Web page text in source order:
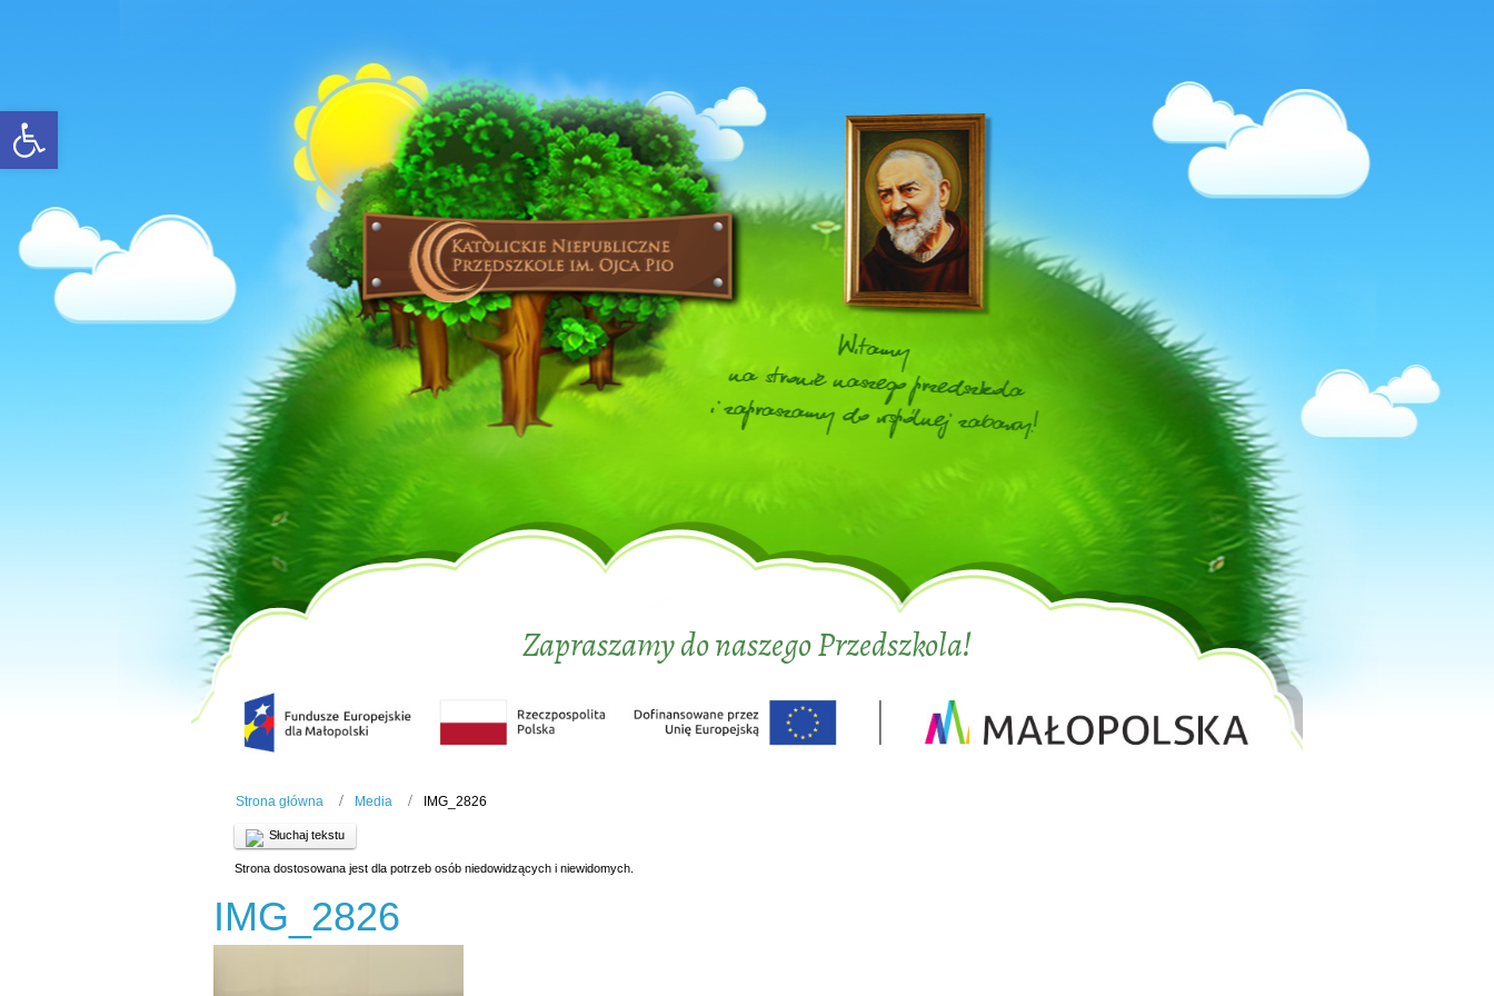
Open toolbar
Zapraszamy do naszego Przedszkola!
Strona główna Media IMG_2826
Słuchaj tekstu
Strona dostosowana jest dla potrzeb osób niedowidzących i niewidomych.
IMG_2826